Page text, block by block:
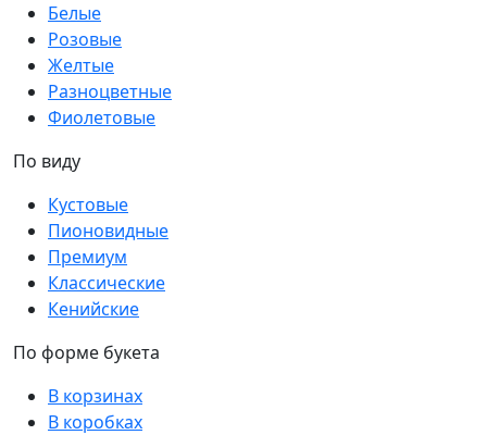
Белые
Розовые
Желтые
Разноцветные
Фиолетовые
По виду
Кустовые
Пионовидные
Премиум
Классические
Кенийские
По форме букета
В корзинах
В коробках